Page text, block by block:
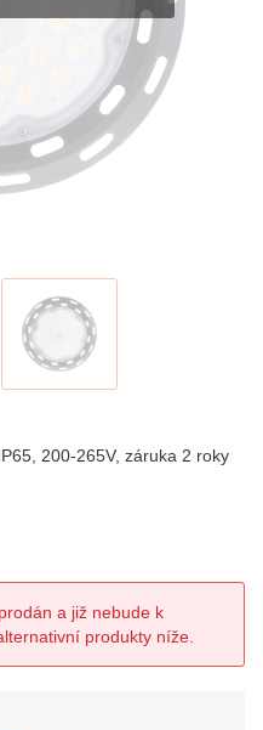
200-265V, záruka 2 roky
a již nebude k
produkty níže.